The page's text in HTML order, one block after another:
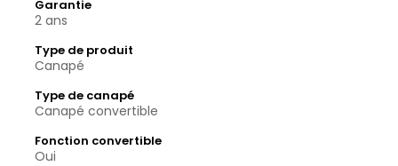
Garantie
2 ans
Type de produit
Canapé
Type de canapé
Canapé convertible
Fonction convertible
Oui